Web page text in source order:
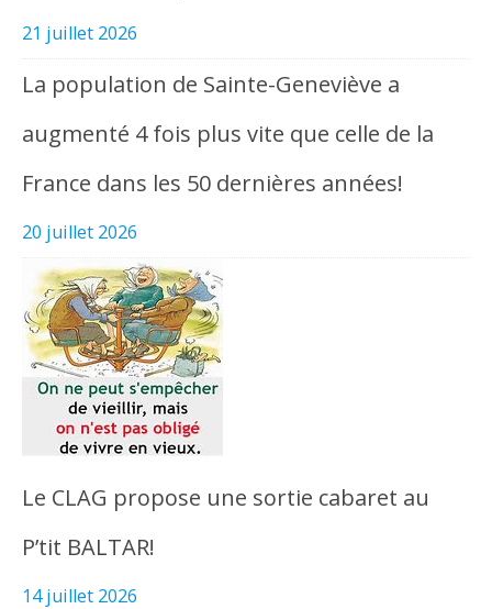
21 juillet 2026
La population de Sainte-Geneviève a
augmenté 4 fois plus vite que celle de la
France dans les 50 dernières années!
20 juillet 2026
Le CLAG propose une sortie cabaret au
P’tit BALTAR!
14 juillet 2026